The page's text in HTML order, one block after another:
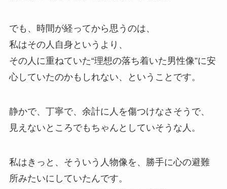
でも、時間が経ってから思うのは、
私はその人自身というより、
その人に重ねていた“理想の落ち着いた男性像”に安
心していたのかもしれない、ということです。
静かで、丁寧で、余計に人を傷つけなさそうで、
見えないところでもちゃんとしていそうな人。
私はきっと、そういう人物像を、勝手に心の避難
所みたいにしていたんです。